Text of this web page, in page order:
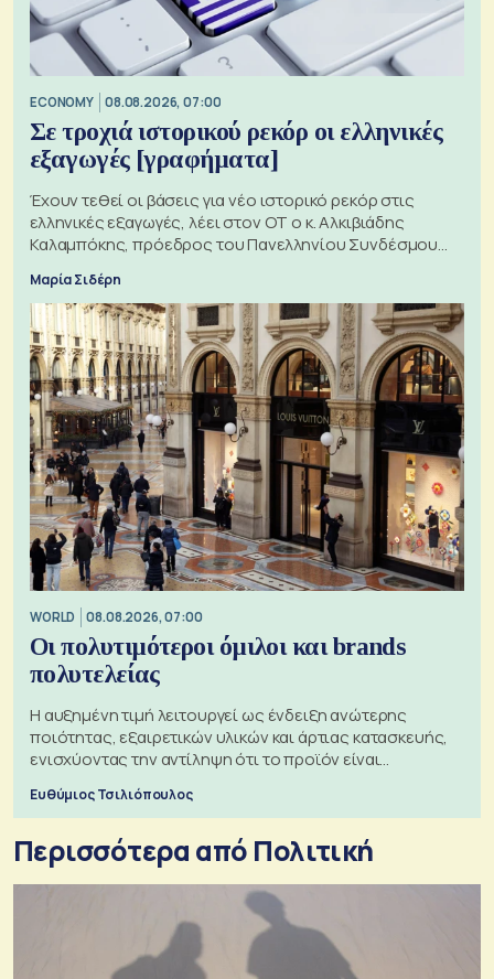
ECONOMY 08.08.2026, 07:00
Σε τροχιά ιστορικού ρεκόρ οι ελληνικές
εξαγωγές [γραφήματα]
Έχουν τεθεί οι βάσεις για νέο ιστορικό ρεκόρ στις
ελληνικές εξαγωγές, λέει στον ΟΤ ο κ. Αλκιβιάδης
Καλαμπόκης, πρόεδρος του Πανελληνίου Συνδέσμου
Μαρία Σιδέρη
WORLD 08.08.2026, 07:00
Οι πολυτιμότεροι όμιλοι και brands
πολυτελείας
Η αυξημένη τιμή λειτουργεί ως ένδειξη ανώτερης
ποιότητας, εξαιρετικών υλικών και άρτιας κατασκευής,
ενισχύοντας την αντίληψη ότι το προϊόν είναι
Ευθύμιος Τσιλιόπουλος
Περισσότερα από Πολιτική